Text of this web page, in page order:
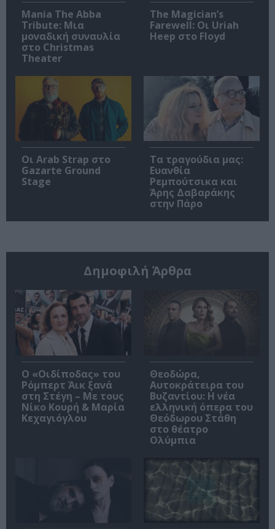
Mania The Abba
Tribute: Μια
μοναδική συναυλία
στο Christmas
Theater
The Magician’s
Farewell: Οι Uriah
Heep στο Floyd
Οι Arab Strap στο
Gazarte Ground
Stage
Τα τραγούδια μας:
Ευανθία
Ρεμπούτσικα και
Άρης Δαβαράκης
στην Πάρο
Δημοφιλή Άρθρα
O «Οιδίποδας» του
Ρόμπερτ Άικ ξανά
στη Στέγη – Με τους
Νίκο Κουρή & Μαρία
Κεχαγιόγλου
Θεοδώρα,
Αυτοκράτειρα του
Βυζαντίου: Η νέα
ελληνική όπερα του
Θεόδωρου Στάθη
στο θέατρο
Ολύμπια